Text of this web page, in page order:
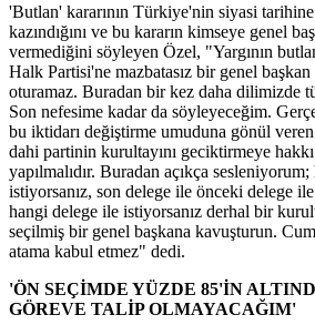
'Butlan' kararının Türkiye'nin siyasi
kazındığını ve bu kararın kimseye genel
vermediğini söyleyen Özel, "Yargının
Halk Partisi'ne mazbatasız bir genel başkan
oturamaz. Buradan bir kez daha dilimizde
Son nefesime kadar da söyleyeceğim.
bu iktidarı değiştirme umuduna gönül
dahi partinin kurultayını geciktirmeye
yapılmalıdır. Buradan açıkça
istiyorsanız, son delege ile önceki delege
hangi delege ile istiyorsanız derhal bir
seçilmiş bir genel başkana kavuşturun.
atama kabul etmez" dedi.
'ÖN SEÇİMDE YÜZDE 85'İN
GÖREVE TALİP OLMAYACAĞIM'